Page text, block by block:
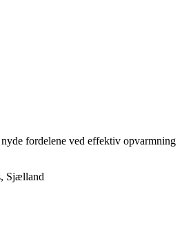
fordelene ved effektiv opvarmning
Sjælland